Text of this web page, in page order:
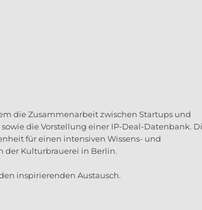
die Zusammenarbeit zwischen Startups und
die Vorstellung einer IP-Deal-Datenbank.
für einen intensiven Wissens- und
der Kulturbrauerei in Berlin.
inspirierenden Austausch.